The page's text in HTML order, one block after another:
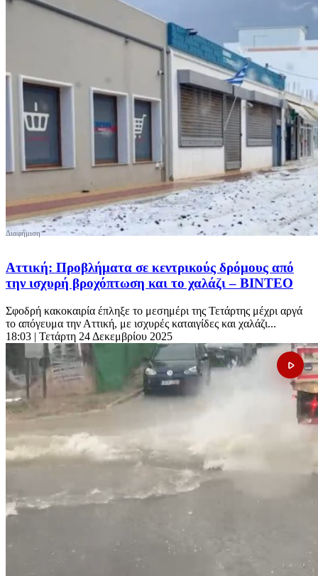
Αττική: Προβλήματα σε κεντρικούς δρόμους από
την ισχυρή βροχόπτωση και το χαλάζι – ΒΙΝΤΕΟ
Σφοδρή κακοκαιρία έπληξε το μεσημέρι της Τετάρτης μέχρι αργά
το απόγευμα την Αττική, με ισχυρές καταιγίδες και χαλάζι...
18:03 | Τετάρτη 24 Δεκεμβρίου 2025